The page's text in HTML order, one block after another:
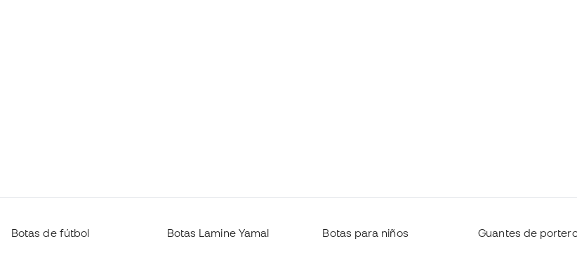
Botas de fútbol
Botas Lamine Yamal
Botas para niños
Guantes de